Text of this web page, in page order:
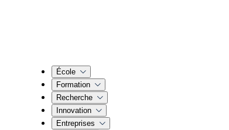
École
Formation
Recherche
Innovation
Entreprises